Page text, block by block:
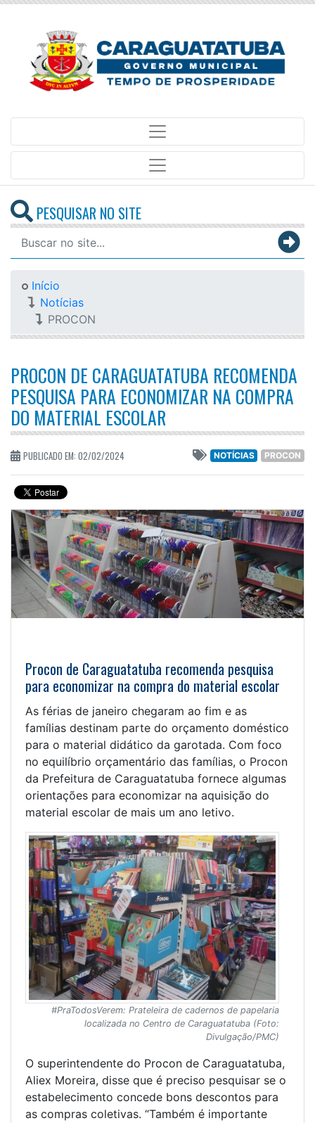
PESQUISAR NO SITE
Início
Notícias
PROCON
PROCON DE CARAGUATATUBA RECOMENDA
PESQUISA PARA ECONOMIZAR NA COMPRA
DO MATERIAL ESCOLAR
PUBLICADO EM: 02/02/2024 NOTÍCIAS PROCON
Procon de Caraguatatuba recomenda pesquisa
para economizar na compra do material escolar
As férias de janeiro chegaram ao fim e as
famílias destinam parte do orçamento doméstico
para o material didático da garotada. Com foco
no equilíbrio orçamentário das famílias, o Procon
da Prefeitura de Caraguatatuba fornece algumas
orientações para economizar na aquisição do
material escolar de mais um ano letivo.
#PraTodosVerem: Prateleira de cadernos de papelaria
localizada no Centro de Caraguatatuba (Foto:
Divulgação/PMC)
O superintendente do Procon de Caraguatatuba,
Aliex Moreira, disse que é preciso pesquisar se o
estabelecimento concede bons descontos para
as compras coletivas. “Também é importante